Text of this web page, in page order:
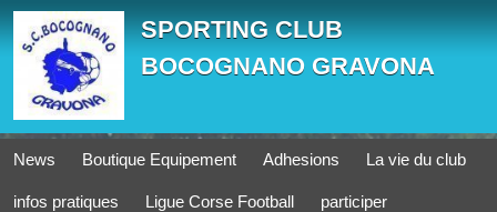
SPORTING CLUB
BOCOGNANO GRAVONA
News Boutique Equipement Adhesions La vie du club
infos pratiques Ligue Corse Football participer
Panneau de gestion des cookies